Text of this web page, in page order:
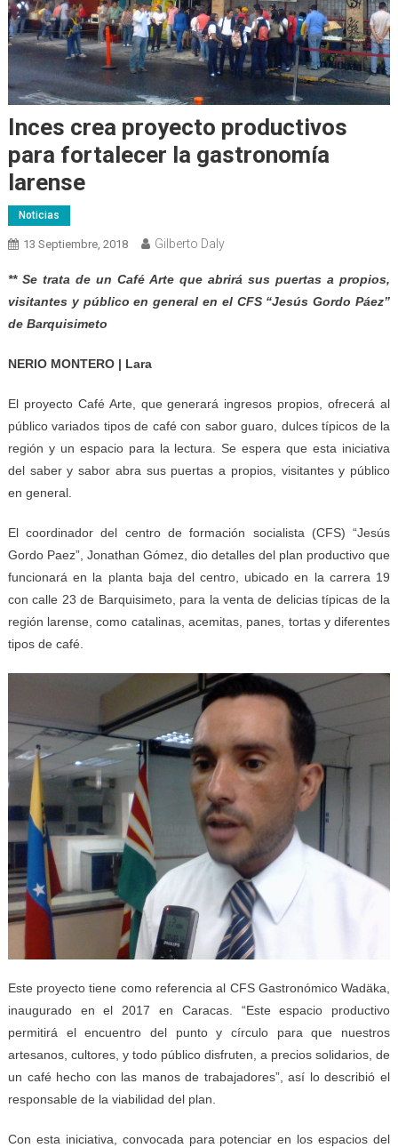
Inces crea proyecto productivos
para fortalecer la gastronomía
larense
Noticias
13 Septiembre, 2018 Gilberto Daly
** Se trata de un Café Arte que abrirá sus puertas a propios,
visitantes y público en general en el CFS “Jesús Gordo Páez”
de Barquisimeto
NERIO MONTERO | Lara
El proyecto Café Arte, que generará ingresos propios, ofrecerá al
público variados tipos de café con sabor guaro, dulces típicos de la
región y un espacio para la lectura. Se espera que esta iniciativa
del saber y sabor abra sus puertas a propios, visitantes y público
en general.
El coordinador del centro de formación socialista (CFS) “Jesús
Gordo Paez”, Jonathan Gómez, dio detalles del plan productivo que
funcionará en la planta baja del centro, ubicado en la carrera 19
con calle 23 de Barquisimeto, para la venta de delicias típicas de la
región larense, como catalinas, acemitas, panes, tortas y diferentes
tipos de café.
Este proyecto tiene como referencia al CFS Gastronómico Wadäka,
inaugurado en el 2017 en Caracas. “Este espacio productivo
permitirá el encuentro del punto y círculo para que nuestros
artesanos, cultores, y todo público disfruten, a precios solidarios, de
un café hecho con las manos de trabajadores”, así lo describió el
responsable de la viabilidad del plan.
Con esta iniciativa, convocada para potenciar en los espacios del